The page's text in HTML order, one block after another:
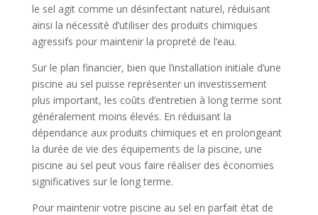
le sel agit comme un désinfectant naturel, réduisant
ainsi la nécessité d’utiliser des produits chimiques
agressifs pour maintenir la propreté de l’eau.
Sur le plan financier, bien que l’installation initiale d’une
piscine au sel puisse représenter un investissement
plus important, les coûts d’entretien à long terme sont
généralement moins élevés. En réduisant la
dépendance aux produits chimiques et en prolongeant
la durée de vie des équipements de la piscine, une
piscine au sel peut vous faire réaliser des économies
significatives sur le long terme.
Pour maintenir votre piscine au sel en parfait état de